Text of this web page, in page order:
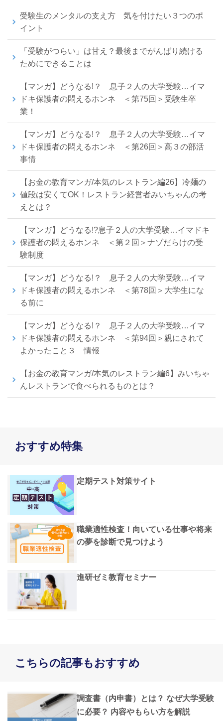
受験生のメンタルの支え方 気を付けたい３つのポ
イント
「受験がつらい」は甘え？最後までがんばり続ける
ためにできることは
【マンガ】どうなる!？ 息子２人の大学受験…イマ
ドキ保護者の悶えるホンネ ＜第75回＞受験生卒
業！
【マンガ】どうなる!？ 息子２人の大学受験…イマ
ドキ保護者の悶えるホンネ ＜第26回＞高３の部活
事情
【お金の教育マンガ/本気のレストラン編26】冷麺の
値段は安くてOK！レストラン経営者みいちゃんの考
えとは？
【マンガ】どうなる!?息子２人の大学受験…イマドキ
保護者の悶えるホンネ ＜第２回＞ナゾだらけの受
験制度
【マンガ】どうなる!？ 息子２人の大学受験…イマ
ドキ保護者の悶えるホンネ ＜第78回＞大学生にな
る前に
【マンガ】どうなる!？ 息子２人の大学受験…イマ
ドキ保護者の悶えるホンネ ＜第94回＞親にされて
よかったこと３ 情報
【お金の教育マンガ/本気のレストラン編6】みいちゃ
んレストランで食べられるものとは？
おすすめ特集
定期テスト対策サイト
職業適性検査！向いている仕事や将来
の夢を診断で見つけよう
進研ゼミ教育セミナー
こちらの記事もおすすめ
調査書（内申書）とは？ なぜ大学受験
に必要？ 内容やもらい方を解説